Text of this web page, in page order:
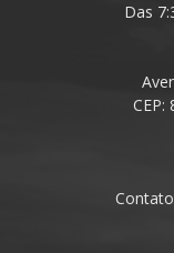
Das
CEP: